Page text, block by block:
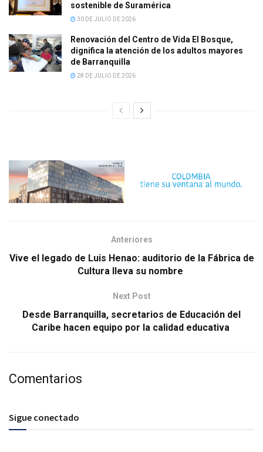
sostenible de Suramérica
30 DE JULIO DE 2026
Renovación del Centro de Vida El Bosque,
dignifica la atención de los adultos mayores
de Barranquilla
28 DE JULIO DE 2026
Anteriores
Vive el legado de Luis Henao: auditorio de la Fábrica de
Cultura lleva su nombre
Next Post
Desde Barranquilla, secretarios de Educación del
Caribe hacen equipo por la calidad educativa
Comentarios
Sigue conectado